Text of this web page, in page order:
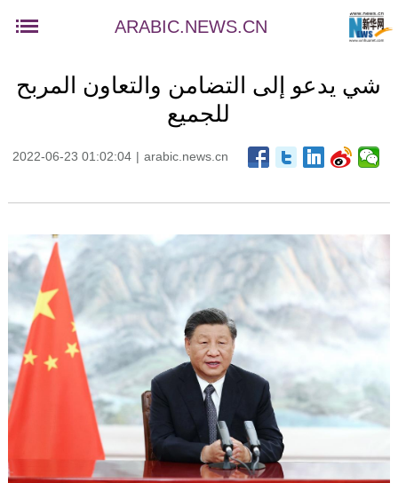
ARABIC.NEWS.CN
شي يدعو إلى التضامن والتعاون المربح
للجميع
2022-06-23 01:02:04 | arabic.news.cn